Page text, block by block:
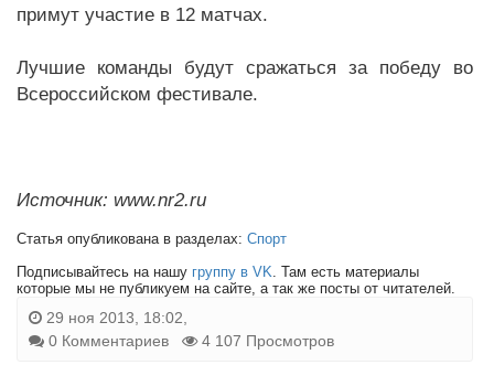
примут участие в 12 матчах.
Лучшие команды будут сражаться за победу во
Всероссийском фестивале.
Источник: www.nr2.ru
Статья опубликована в разделах: Спорт
Подписывайтесь на нашу группу в VK. Там есть материалы
которые мы не публикуем на сайте, а так же посты от читателей.
29 ноя 2013, 18:02,
0 Комментариев
4 107 Просмотров